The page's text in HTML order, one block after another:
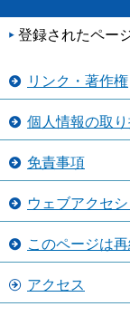
登録されたペー
リンク・著作権
個人情報の取
免責事項
ウェブアクセ
このページは
アクセス